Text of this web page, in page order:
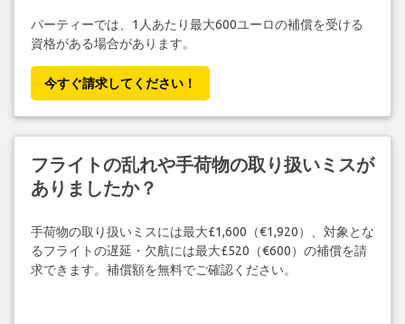
パーティーでは、1人あたり最大600ユーロの補償を受ける
資格がある場合があります。
今すぐ請求してください！
フライトの乱れや手荷物の取り扱いミスが
ありましたか？
手荷物の取り扱いミスには最大£1,600（€1,920）、対象とな
るフライトの遅延・欠航には最大£520（€600）の補償を請
求できます。補償額を無料でご確認ください。